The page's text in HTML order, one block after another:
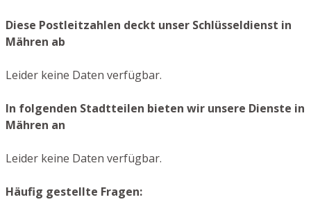
Diese Postleitzahlen deckt unser Schlüsseldienst in
Mähren ab
Leider keine Daten verfügbar.
In folgenden Stadtteilen bieten wir unsere Dienste in
Mähren an
Leider keine Daten verfügbar.
Häufig gestellte Fragen: